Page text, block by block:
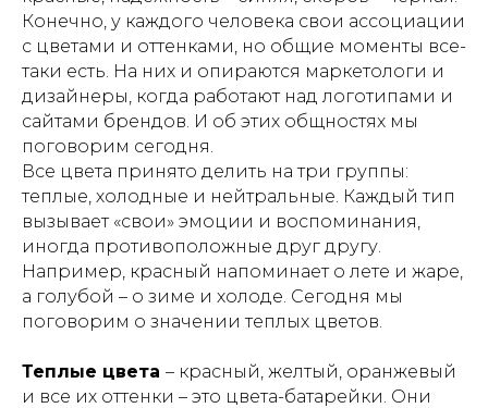
Конечно, у каждого человека свои ассоциации
с цветами и оттенками, но общие моменты все-
таки есть. На них и опираются маркетологи и
дизайнеры, когда работают над логотипами и
сайтами брендов. И об этих общностях мы
поговорим сегодня.
Все цвета принято делить на три группы:
теплые, холодные и нейтральные. Каждый тип
вызывает «свои» эмоции и воспоминания,
иногда противоположные друг другу.
Например, красный напоминает о лете и жаре,
а голубой – о зиме и холоде. Сегодня мы
поговорим о значении теплых цветов.
Теплые цвета – красный, желтый, оранжевый
и все их оттенки – это цвета-батарейки. Они